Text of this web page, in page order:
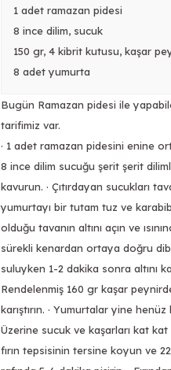
1 adet ramazan pidesi
8 ince dilim, sucuk
150 gr, 4 kibrit kutusu, kaşar
8 adet yumurta
Bugün Ramazan pidesi ile
tarifimiz var.
· 1 adet ramazan pidesini enine
8 ince dilim sucuğu şerit şerit
kavurun. · Çıtırdayan sucukları
yumurtayı bir tutam tuz ve
olduğu tavanın altını açın ve
sürekli kenardan ortaya doğru
suluyken 1-2 dakika sonra altını
Rendelenmiş 160 gr kaşar
karıştırın. · Yumurtalar yine
Üzerine sucuk ve kaşarları kat
fırın tepsisinin tersine koyun ve